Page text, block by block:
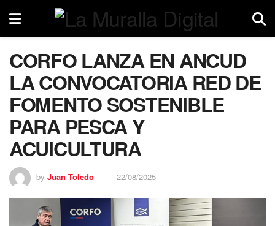
CORFO LANZA EN ANCUD
LA CONVOCATORIA RED DE
FOMENTO SOSTENIBLE
PARA PESCA Y
ACUICULTURA
by Juan Toledo 22/08/2025